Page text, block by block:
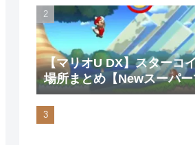
【マリオU DX】スターコ
場所まとめ【Newスーパ
ラザーズU DX】